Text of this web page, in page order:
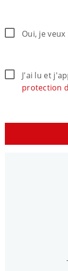
Oui, je
J'ai lu et
protection